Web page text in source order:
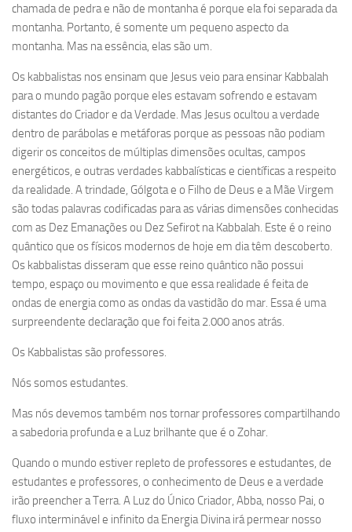
chamada de pedra e não de montanha é porque ela foi separada da
montanha. Portanto, é somente um pequeno aspecto da
montanha. Mas na essência, elas são um.
Os kabbalistas nos ensinam que Jesus veio para ensinar Kabbalah
para o mundo pagão porque eles estavam sofrendo e estavam
distantes do Criador e da Verdade. Mas Jesus ocultou a verdade
dentro de parábolas e metáforas porque as pessoas não podiam
digerir os conceitos de múltiplas dimensões ocultas, campos
energéticos, e outras verdades kabbalísticas e científicas a respeito
da realidade. A trindade, Gólgota e o Filho de Deus e a Mãe Virgem
são todas palavras codificadas para as várias dimensões conhecidas
com as Dez Emanações ou Dez Sefirot na Kabbalah. Este é o reino
quântico que os físicos modernos de hoje em dia têm descoberto.
Os kabbalistas disseram que esse reino quântico não possui
tempo, espaço ou movimento e que essa realidade é feita de
ondas de energia como as ondas da vastidão do mar. Essa é uma
surpreendente declaração que foi feita 2.000 anos atrás.
Os Kabbalistas são professores.
Nós somos estudantes.
Mas nós devemos também nos tornar professores compartilhando
a sabedoria profunda e a Luz brilhante que é o Zohar.
Quando o mundo estiver repleto de professores e estudantes, de
estudantes e professores, o conhecimento de Deus e a verdade
irão preencher a Terra. A Luz do Único Criador, Abba, nosso Pai, o
fluxo interminável e infinito da Energia Divina irá permear nosso